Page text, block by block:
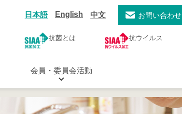
日本語 English 中文 お問い合わせ
抗菌とは 抗ウイルス
会員・委員会活動